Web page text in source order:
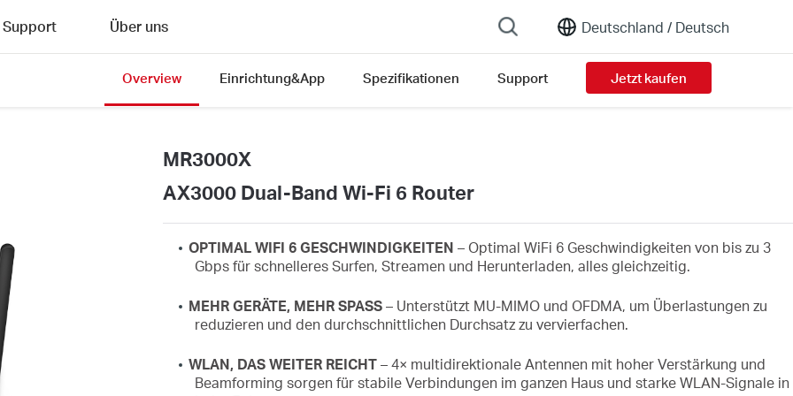
Deutschland / Deutsch
Support Über uns
Overview Einrichtung&App Spezifikationen Support Jetzt kaufen
MR3000X
AX3000 Dual-Band Wi-Fi 6 Router
OPTIMAL WIFI 6 GESCHWINDIGKEITEN– Optimal WiFi 6 Geschwindigkeiten von bis zu 3
Gbps für schnelleres Surfen, Streamen und Herunterladen, alles gleichzeitig.
MEHR GERÄTE, MEHR SPASS– Unterstützt MU-MIMO und OFDMA, um Überlastungen zu
reduzieren und den durchschnittlichen Durchsatz zu vervierfachen.
WLAN, DAS WEITER REICHT– 4× multidirektionale Antennen mit hoher Verstärkung und
Beamforming sorgen für stabile Verbindungen im ganzen Haus und starke WLAN-Signale in